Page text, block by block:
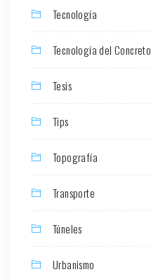
Tecnología
Tecnología del Concreto
Tesis
Tips
Topografía
Transporte
Túneles
Urbanismo